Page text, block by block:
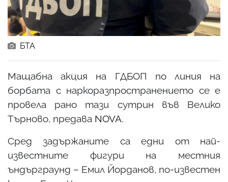
БТА
Mащабна акция на ГДБОП по линия на
борбата с наркоразпространението се е
провела рано тази сутрин във Велико
Търново, предава NOVA.
Сред задържаните са едни от най-
известните фигури на местния
ъндърграунд – Емил Йорданов, по-известен